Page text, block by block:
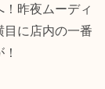
！昨夜ムーディ
目に店内の一番